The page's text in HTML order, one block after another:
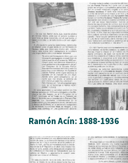
Ramón Acín: 1888-1936